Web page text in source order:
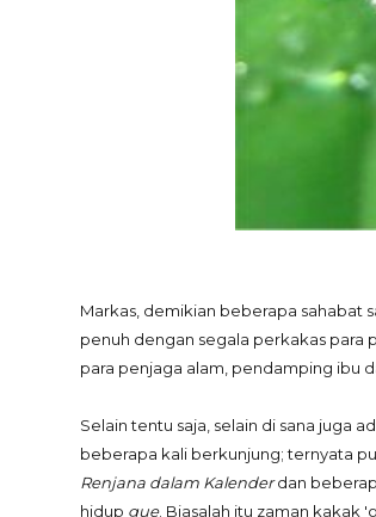
Markas, demikian beberapa sahabat
penuh dengan segala perkakas para
para penjaga alam, pendamping ibu
Selain tentu saja, selain di sana juga
beberapa kali berkunjung; ternyata
Renjana dalam Kalenderdan
hidup gue. Biasalah itu zaman kakak